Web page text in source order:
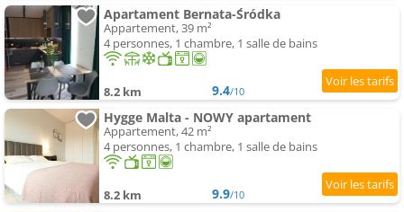
Apartament Bernata-Śródka
Appartement, 39 m²
4 personnes, 1 chambre, 1 salle de bains
8.2 km 9.4/10
Hygge Malta - NOWY apartament
Appartement, 42 m²
4 personnes, 1 chambre, 1 salle de bains
8.2 km 9.9/10